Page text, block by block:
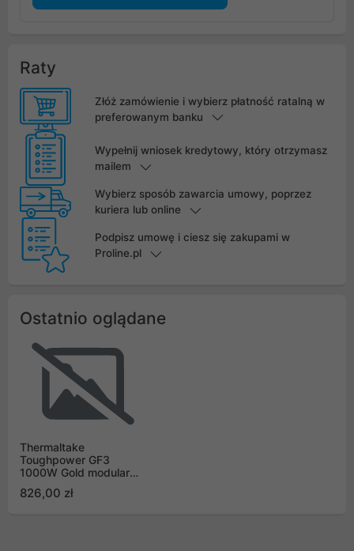
Raty
Złóż zamówienie i wybierz płatność ratalną w
preferowanym banku
Wypełnij wniosek kredytowy, który otrzymasz
mailem
Wybierz sposób zawarcia umowy, poprzez
kuriera lub online
Podpisz umowę i ciesz się zakupami w
Proline.pl
Ostatnio oglądane
Thermaltake
Toughpower GF3
1000W Gold modular
826,00 zł